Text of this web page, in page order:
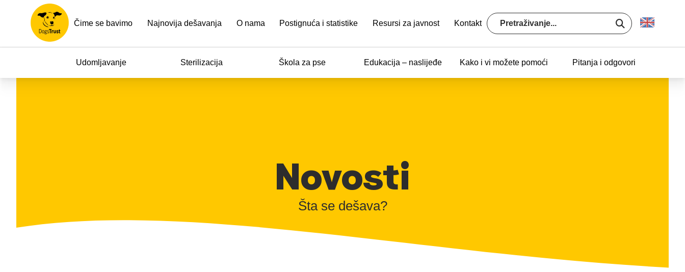
Čime se bavimo Najnovija dešavanja O nama Postignuća i statistike Resursi za javnost Kontakt
Udomljavanje Sterilizacija Škola za pse Edukacija – naslijeđe Kako i vi možete pomoći Pitanja i odgovori
Novosti
Šta se dešava?